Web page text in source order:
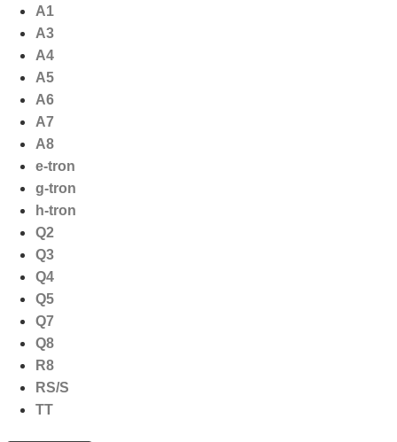
naar
inhoud
A1
A3
A4
A5
A6
A7
A8
e-tron
g-tron
h-tron
Q2
Q3
Q4
Q5
Q7
Q8
R8
RS/S
TT